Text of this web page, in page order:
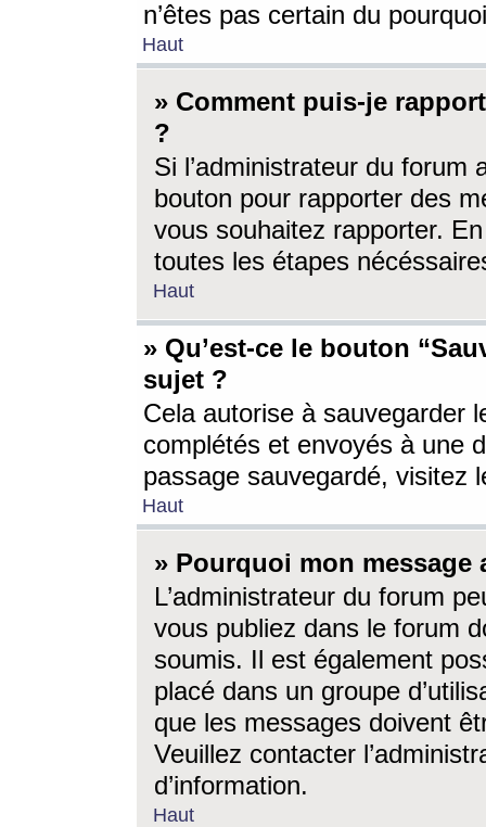
n’êtes pas certain du
Haut
» Comment puis-je
?
Si l’administrateur du forum
bouton pour rapporter des
vous souhaitez rapporter.
toutes les étapes
Haut
» Qu’est-ce le bouton
sujet ?
Cela autorise à sauvegarder
complétés et envoyés à une
passage sauvegardé, visitez
Haut
» Pourquoi mon message
L’administrateur du forum
vous publiez dans le forum
soumis. Il est également
placé dans un groupe
que les messages doivent
Veuillez contacter
d’information.
Haut